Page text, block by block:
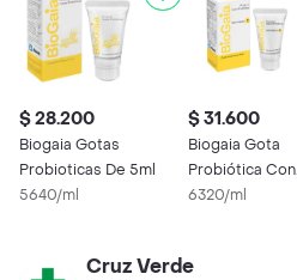
$ 28.200
Biogaia Gotas
Probioticas De 5ml
5640/ml
$ 31.600
Biogaia Gota
Probiótica Con
Vitamina D
6320/ml
Cruz Verde